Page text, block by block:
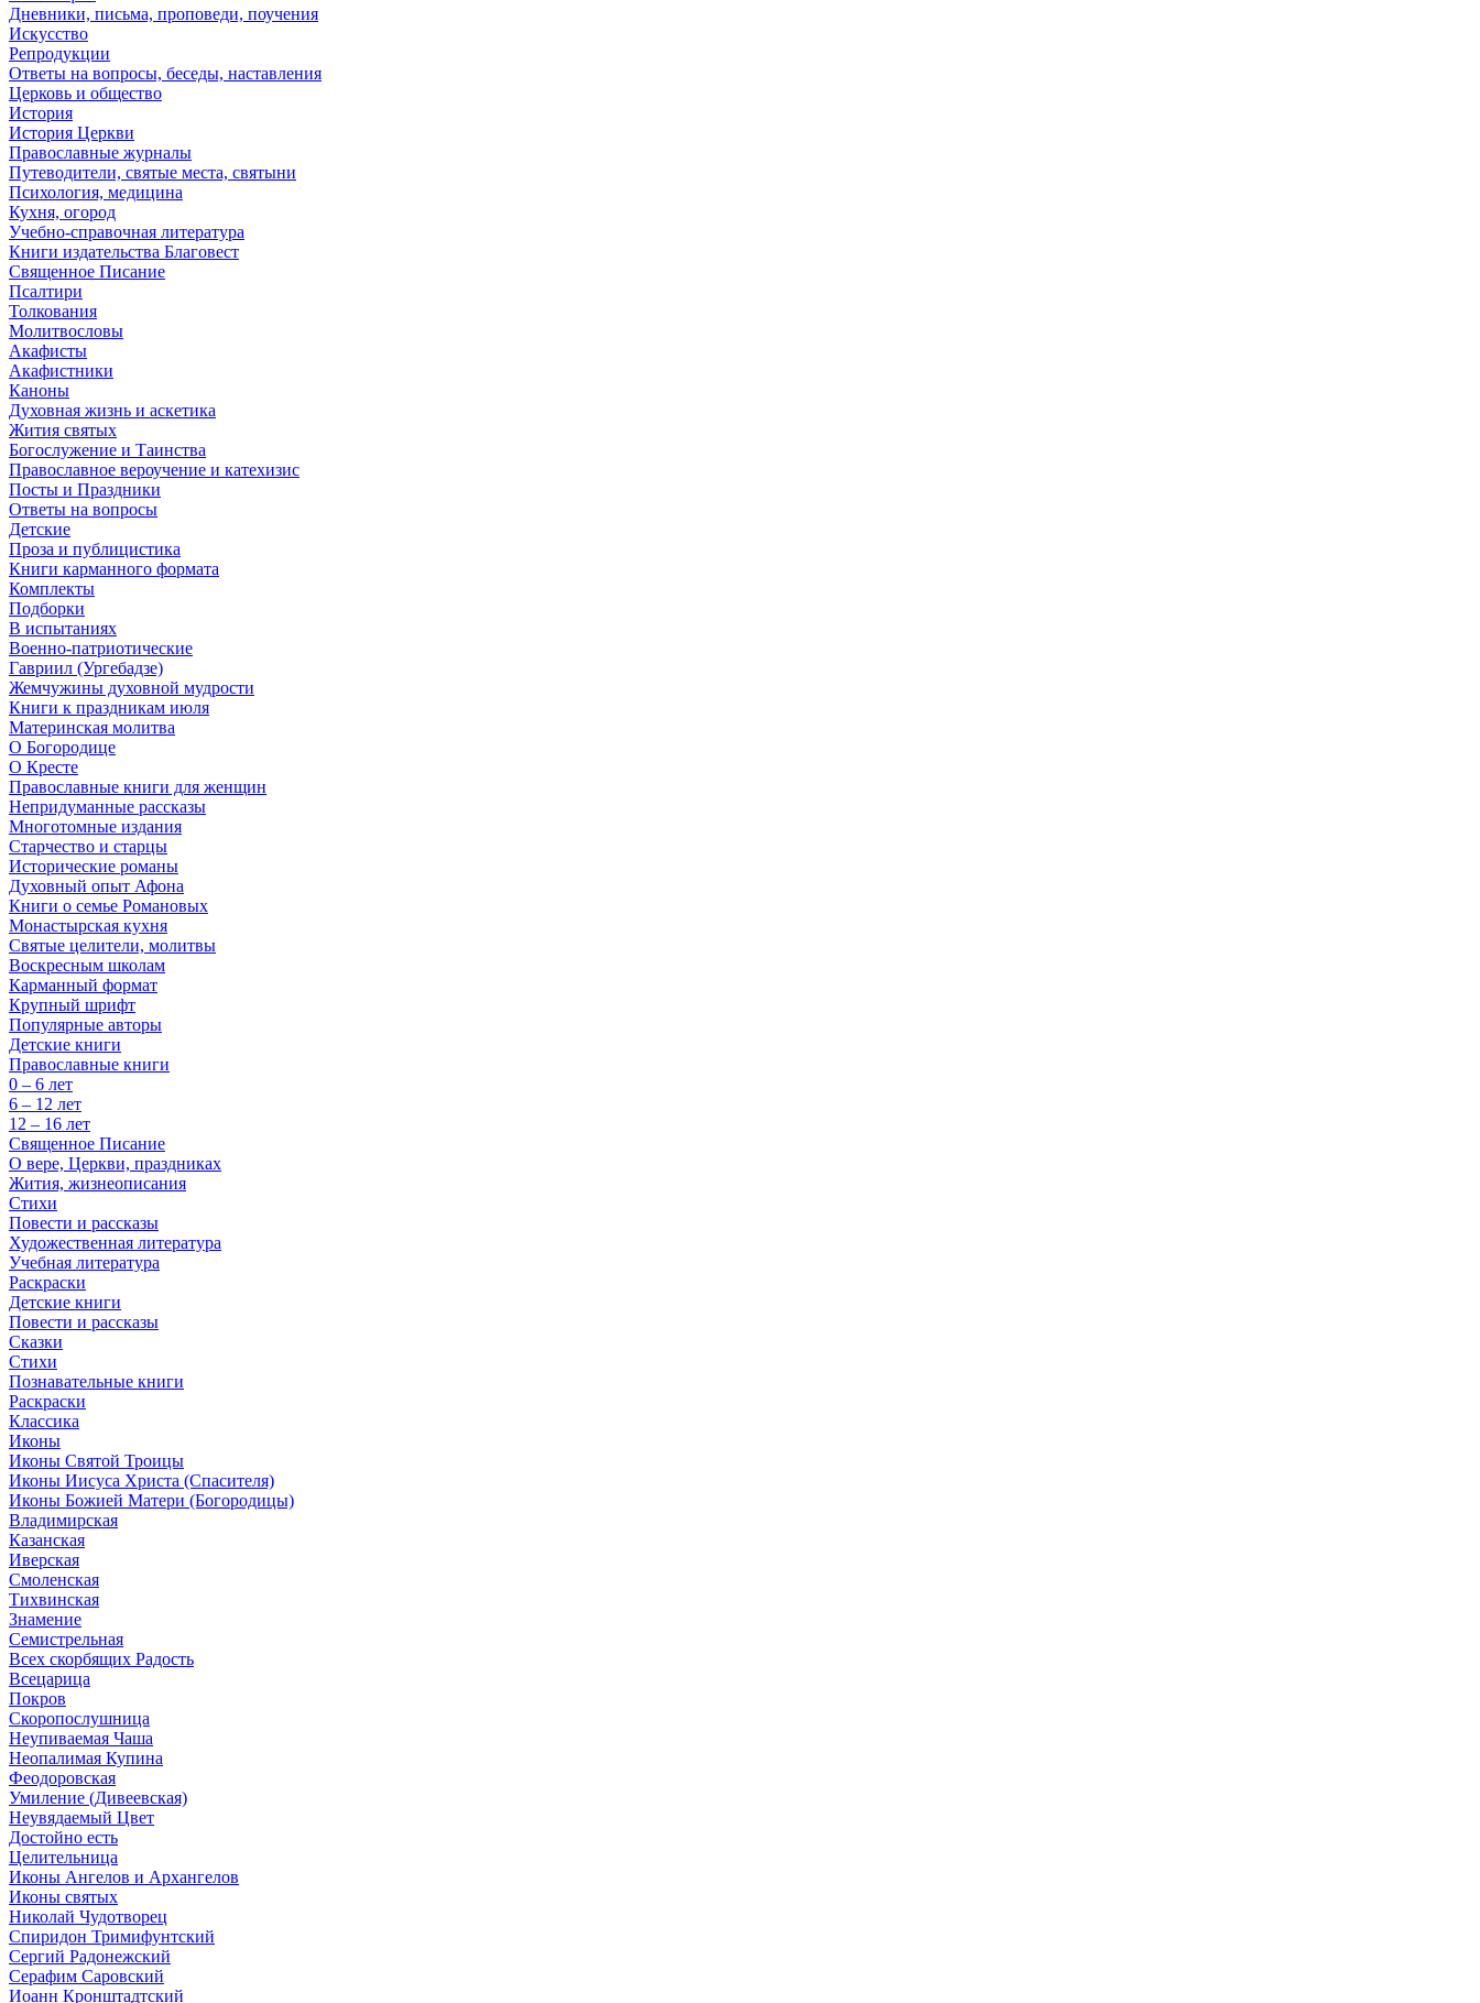
Дневники, письма, проповеди, поучения
Искусство
Репродукции
Ответы на вопросы, беседы, наставления
Церковь и общество
История
История Церкви
Православные журналы
Путеводители, святые места, святыни
Психология, медицина
Кухня, огород
Учебно-справочная литература
Книги издательства Благовест
Священное Писание
Псалтири
Толкования
Молитвословы
Акафисты
Акафистники
Каноны
Духовная жизнь и аскетика
Жития святых
Богослужение и Таинства
Православное вероучение и катехизис
Посты и Праздники
Ответы на вопросы
Детские
Проза и публицистика
Книги карманного формата
Комплекты
Подборки
В испытаниях
Военно-патриотические
Гавриил (Ургебадзе)
Жемчужины духовной мудрости
Книги к праздникам июля
Материнская молитва
О Богородице
О Кресте
Православные книги для женщин
Непридуманные рассказы
Многотомные издания
Старчество и старцы
Исторические романы
Духовный опыт Афона
Книги о семье Романовых
Монастырская кухня
Святые целители, молитвы
Воскресным школам
Карманный формат
Крупный шрифт
Популярные авторы
Детские книги
Православные книги
0 – 6 лет
6 – 12 лет
12 – 16 лет
Священное Писание
О вере, Церкви, праздниках
Жития, жизнеописания
Стихи
Повести и рассказы
Художественная литература
Учебная литература
Раскраски
Детские книги
Повести и рассказы
Сказки
Стихи
Познавательные книги
Раскраски
Классика
Иконы
Иконы Святой Троицы
Иконы Иисуса Христа (Спасителя)
Иконы Божией Матери (Богородицы)
Владимирская
Казанская
Иверская
Смоленская
Тихвинская
Знамение
Семистрельная
Всех скорбящих Радость
Всецарица
Покров
Скоропослушница
Неупиваемая Чаша
Неопалимая Купина
Феодоровская
Умиление (Дивеевская)
Неувядаемый Цвет
Достойно есть
Целительница
Иконы Ангелов и Архангелов
Иконы святых
Николай Чудотворец
Спиридон Тримифунтский
Сергий Радонежский
Серафим Саровский
Иоанн Кронштадтский